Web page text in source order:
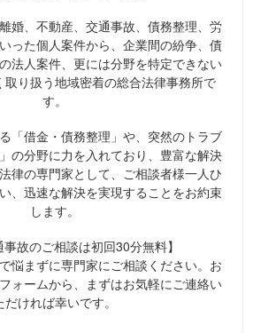
婚、不動産、交通事故、債務整理、労
った個人案件から、企業間の紛争、債
法人案件、更には分野を特定できない
り扱う地域密着の総合法律事務所で
す。
「借金・債務整理」や、突然のトラブ
の分野に力を入れており、豊富な解決
律の専門家として、ご相談者様一人ひ
、迅速な解決を実現することをお約束
します。
事故のご相談は初回30分無料】
悩まずに専門家にご相談ください。お
ォームから、まずはお気軽にご連絡い
だければ幸いです。